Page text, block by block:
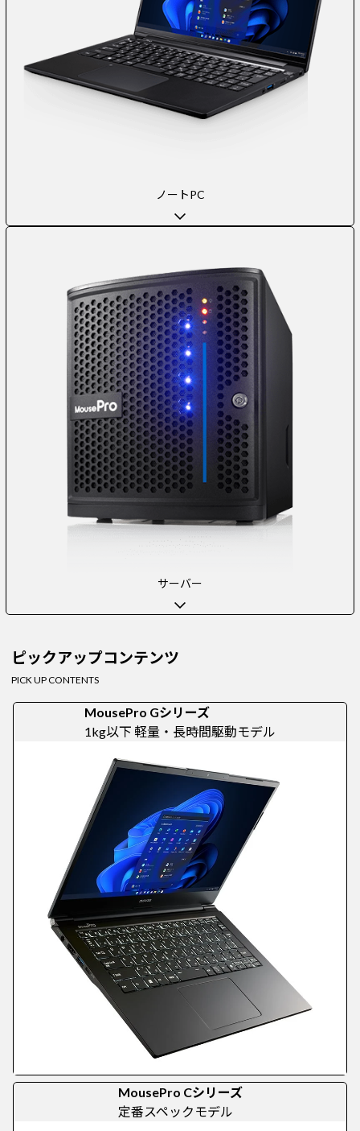
ノートPC
サーバー
ピックアップコンテンツ
PICK UP CONTENTS
MousePro Gシリーズ
1kg以下 軽量・長時間駆動モデル
MousePro Cシリーズ
定番スペックモデル